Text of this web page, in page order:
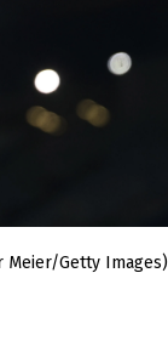
Meier/Getty Images)